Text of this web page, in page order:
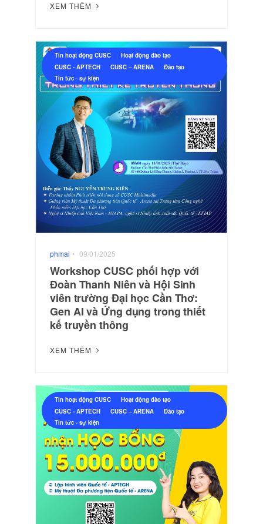
XEM THÊM
Tin hoạt động CUSC
Hoạt động đào tạo
CUSC - APTECH
CUSC – ARENA
Đào tạo
Tin tức - sự kiện
phmai • 09/01/2025
Workshop CUSC phối hợp với
Đoàn Thanh Niên và Hội Sinh
viên trường Đại học Cần Thơ:
Gen AI và Ứng dụng trong thiết
kế truyền thông
XEM THÊM
Tin hoạt động CUSC
Hoạt động đào tạo
CUSC - APTECH
CUSC – ARENA
Đào tạo
Tin tức - sự kiện